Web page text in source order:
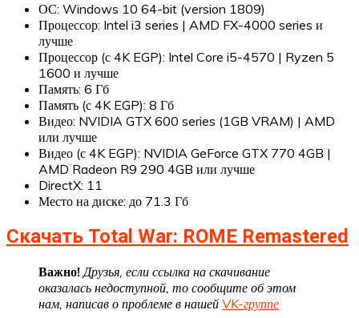
ОС: Windows 10 64-bit (version 1809)
Процессор: Intel i3 series | AMD FX-4000 series и
лучше
Процессор (с 4K EGP): Intel Core i5-4570 | Ryzen 5
1600 и лучше
Память: 6 Гб
Память (с 4K EGP): 8 Гб
Видео: NVIDIA GTX 600 series (1GB VRAM) | AMD
или лучше
Видео (с 4K EGP): NVIDIA GeForce GTX 770 4GB |
AMD Radeon R9 290 4GB или лучше
DirectX: 11
Место на диске: до 71.3 Гб
Скачать Total War: ROME Remastered
Важно! Друзья, если ссылка на скачивание
оказалась недоступной, то сообщите об этом
нам, написав о проблеме в нашей VK-группе